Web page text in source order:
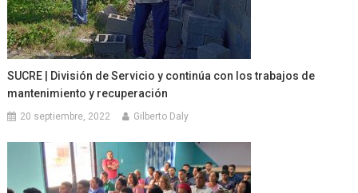
SUCRE | División de Servicio y continúa con los trabajos de
mantenimiento y recuperación
20 septiembre, 2022 Gilberto Daly